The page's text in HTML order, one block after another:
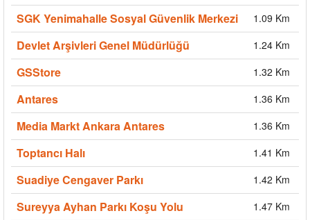
SGK Yenimahalle Sosyal Güvenlik Merkezi 1.09 Km
Devlet Arşivleri Genel Müdürlüğü 1.24 Km
GSStore 1.32 Km
Antares 1.36 Km
Media Markt Ankara Antares 1.36 Km
Toptancı Halı 1.41 Km
Suadiye Cengaver Parkı 1.42 Km
Sureyya Ayhan Parkı Koşu Yolu 1.47 Km